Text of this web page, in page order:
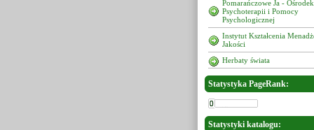
Pomarańczowe Ja - Ośrodek
Psychoterapii i Pomocy
Psychologicznej
Instytut Kształcenia
Jakości
Herbaty świata
Statystyka PageRank:
Statystyki katalogu: